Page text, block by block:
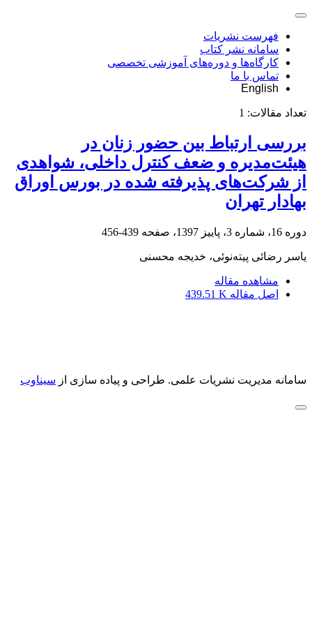
فهرست نشریات
سامانه نشر کتاب
کارگاه‌ها و دوره‌های آموزشی تخصصی
تماس با ما
English
تعداد مقالات: 1
بررسی ارتباط بین حضور زنان در
هیئت‌مدیره و ضعف کنترل داخلی، شواهدی
از شرکت‌های پذیرفته شده در بورس اوراق
بهادار تهران
دوره 16، شماره 3، پاییز 1397، صفحه 439-456
یاسر رضائی پیته‌نوئی، خدیجه محسنی
مشاهده مقاله
اصل مقاله 439.51 K
سامانه مدیریت نشریات علمی. طراحی و پیاده سازی از سیناوب